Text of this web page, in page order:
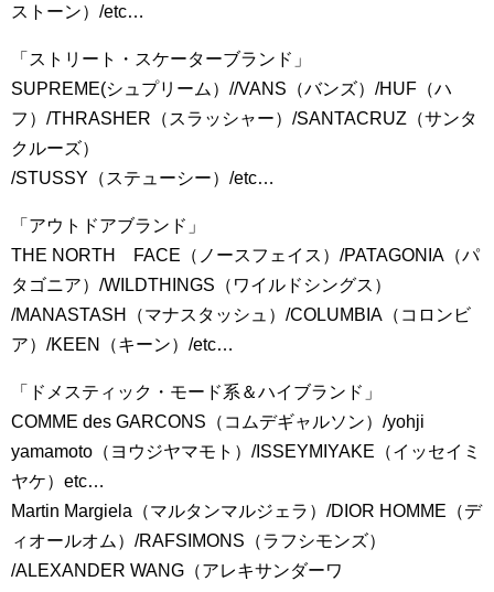
ストーン）/etc…
「ストリート・スケーターブランド」
SUPREME(シュプリーム）//VANS（バンズ）/HUF（ハ
フ）/THRASHER（スラッシャー）/SANTACRUZ（サンタ
クルーズ）
/STUSSY（ステューシー）/etc…
「アウトドアブランド」
THE NORTH FACE（ノースフェイス）/PATAGONIA（パ
タゴニア）/WILDTHINGS（ワイルドシングス）
/MANASTASH（マナスタッシュ）/COLUMBIA（コロンビ
ア）/KEEN（キーン）/etc…
「ドメスティック・モード系＆ハイブランド」
COMME des GARCONS（コムデギャルソン）/yohji
yamamoto（ヨウジヤマモト）/ISSEYMIYAKE（イッセイミ
ヤケ）etc…
Martin Margiela（マルタンマルジェラ）/DIOR HOMME（デ
ィオールオム）/RAFSIMONS（ラフシモンズ）
/ALEXANDER WANG（アレキサンダーワ